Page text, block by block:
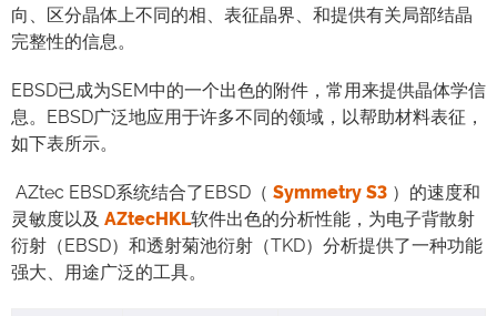
向、区分晶体上不同的相、表征晶界、和提供有关局部结晶
完整性的信息。
EBSD已成为SEM中的一个出色的附件，常用来提供晶体学信
息。EBSD广泛地应用于许多不同的领域，以帮助材料表征，
如下表所示。
AZtec EBSD系统结合了EBSD（ Symmetry S3 ）的速度和
灵敏度以及 AZtecHKL软件出色的分析性能，为电子背散射
衍射（EBSD）和透射菊池衍射（TKD）分析提供了一种功能
强大、用途广泛的工具。